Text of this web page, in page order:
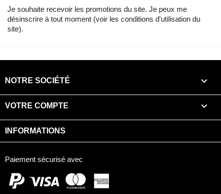
Africa Twin 750 SHASTA WHITE (NH138H) de 1992
Vue éclatée
CARBURATEUR (PIECES CONSTITUTIVES)
Lien
Lien
Voir
Je souhaite recevoir les promotions du site. Je peux me
désinscrire à tout moment (voir les conditions d'utilisation du
site).
NOTRE SOCIÉTÉ 
VOTRE COMPTE 
INFORMATIONS
Paiement sécurisé avec